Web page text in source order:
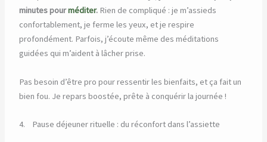
minutes pourméditer. Rien de compliqué : je m’assieds
confortablement, je ferme les yeux, et je respire
profondément. Parfois, j’écoute même des méditations
guidées qui m’aident à lâcher prise.
Pas besoin d’être pro pour ressentir les bienfaits, et ça fait un
bien fou. Je repars boostée, prête à conquérir la journée !
4. Pause déjeuner rituelle : du réconfort dans l’assiette